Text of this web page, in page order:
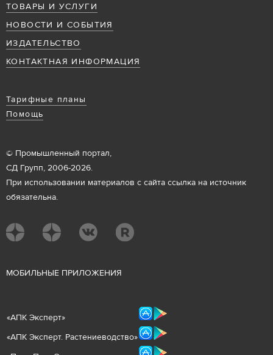
ТОВАРЫ И УСЛУГИ
НОВОСТИ И СОБЫТИЯ
ИЗДАТЕЛЬСТВО
КОНТАКТНАЯ ИНФОРМАЦИЯ
Тарифные планы
Помощь
© Промышленный портал,
СД Групп, 2006-2026.
При использовании материалов с сайта ссылка на источник
обязательна.
МОБИЛЬНЫЕ ПРИЛОЖЕНИЯ
«АПК Эксперт»
«АПК Эксперт. Растениеводство»